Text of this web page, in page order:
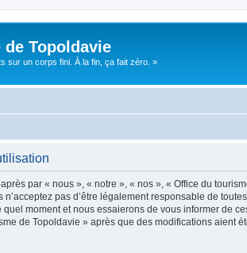
Topoldavie
sur un corps fini. À la fin, ça fait zéro. »
par « nous », « notre », « nos », « Office du
pas d’être légalement responsable de
moment et nous essaierons de vous informer de
de Topoldavie » après que des modifications aient